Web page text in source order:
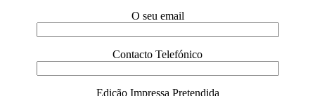
O seu email
Contacto Telefónico
Edição Impressa Pretendida